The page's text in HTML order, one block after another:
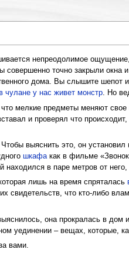
непреодолимое
точно закрыли окна
дома. Вы слышите
чулане у нас живет монстр. Но
мелкие предметы меняют свое
и проверял что
выяснить это, он
шкафакак в фильме
в паре метров от
лишь на время спряталась
свидетельств, что кто-либо
она прокралась в
уединении – вещах, которые,
вами.